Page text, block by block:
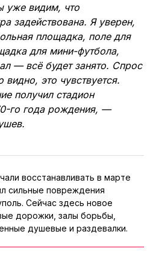
уже видим, что
задействована. Я уверен,
площадка, поле для
для мини-футбола,
— всё будет занято. Спрос
видно, это чувствуется.
получил стадион
го года рождения, —
восстанавливать в марте
сильные повреждения
Сейчас здесь новое
дорожки, залы борьбы,
душевые и раздевалки.